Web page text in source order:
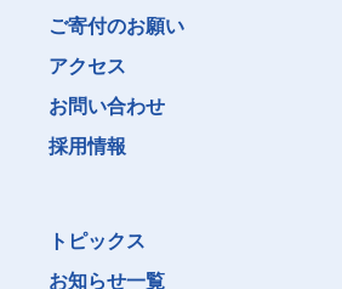
ご寄付のお願い
アクセス
お問い合わせ
採用情報
トピックス
お知らせ一覧